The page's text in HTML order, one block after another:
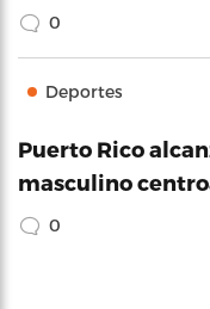
0
Deportes
Puerto Rico
masculino
0